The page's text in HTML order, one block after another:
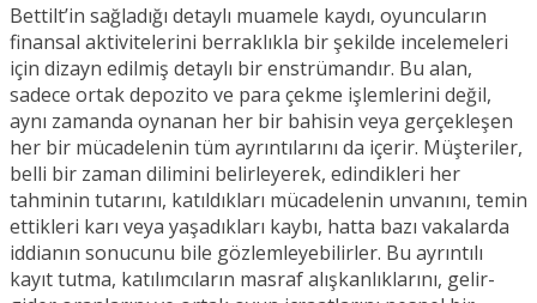
Bettilt’in sağladığı detaylı muamele kaydı, oyuncuların
finansal aktivitelerini berraklıkla bir şekilde incelemeleri
için dizayn edilmiş detaylı bir enstrümandır. Bu alan,
sadece ortak depozito ve para çekme işlemlerini değil,
aynı zamanda oynanan her bir bahisin veya gerçekleşen
her bir mücadelenin tüm ayrıntılarını da içerir. Müşteriler,
belli bir zaman dilimini belirleyerek, edindikleri her
tahminin tutarını, katıldıkları mücadelenin unvanını, temin
ettikleri karı veya yaşadıkları kaybı, hatta bazı vakalarda
iddianın sonucunu bile gözlemleyebilirler. Bu ayrıntılı
kayıt tutma, katılımcıların masraf alışkanlıklarını, gelir-